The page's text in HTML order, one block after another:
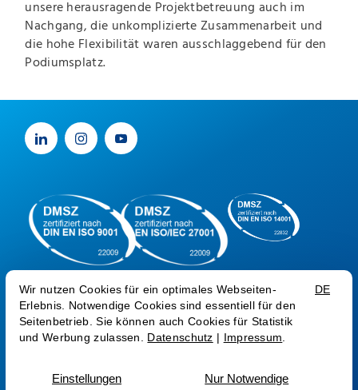
unsere herausragende Projektbetreuung auch im
Nachgang, die unkomplizierte Zusammenarbeit und
die hohe Flexibilität waren ausschlaggebend für den
Podiumsplatz.
Sprache: EN